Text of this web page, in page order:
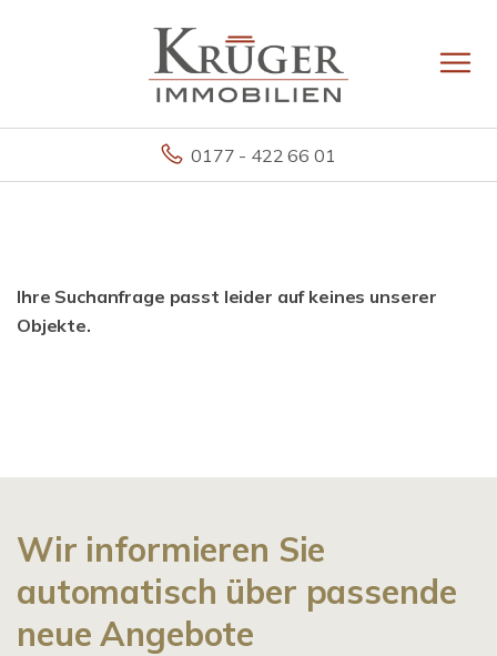
0177 - 422 66 01
Ihre Suchanfrage passt leider auf keines unserer
Objekte.
Wir informieren Sie
automatisch über passende
neue Angebote